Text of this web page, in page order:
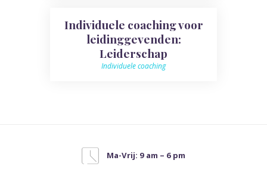
Individuele coaching voor
leidinggevenden:
Leiderschap
Individuele coaching
Ma-Vrij: 9 am – 6 pm